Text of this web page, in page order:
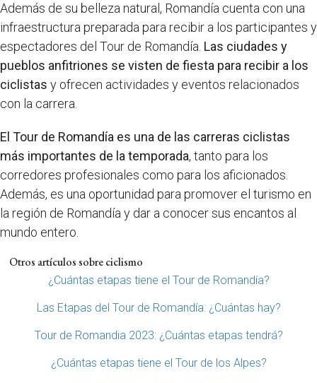
Además de su belleza natural, Romandía cuenta con una
infraestructura preparada para recibir a los participantes y
espectadores del Tour de Romandía. Las ciudades y
pueblos anfitriones se visten de fiesta para recibir a los
ciclistas y ofrecen actividades y eventos relacionados
con la carrera.
El Tour de Romandía es una de las carreras ciclistas
más importantes de la temporada, tanto para los
corredores profesionales como para los aficionados.
Además, es una oportunidad para promover el turismo en
la región de Romandía y dar a conocer sus encantos al
mundo entero.
Otros artículos sobre ciclismo
¿Cuántas etapas tiene el Tour de Romandía?
Las Etapas del Tour de Romandía: ¿Cuántas hay?
Tour de Romandia 2023: ¿Cuántas etapas tendrá?
¿Cuántas etapas tiene el Tour de los Alpes?